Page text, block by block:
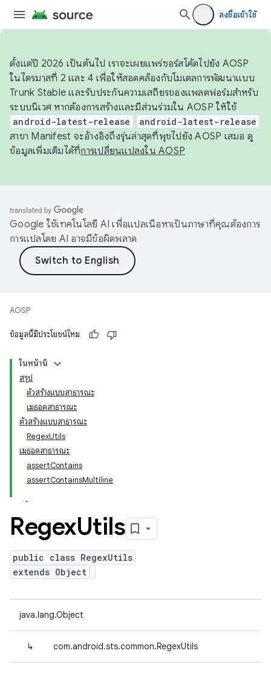
ลงชื่อเข้าใช้
ตั้งแต่ปี 2026 เป็นต้นไป เราจะเผยแพร่ซอร์สโค้ดไปยัง AOSP
ในไตรมาสที่ 2 และ 4 เพื่อให้สอดคล้องกับโมเดลการพัฒนาแบบ
Trunk Stable และรับประกันความเสถียรของแพลตฟอร์มสำหรับ
ระบบนิเวศ หากต้องการสร้างและมีส่วนร่วมใน AOSP ให้ใช้
android-latest-release android-latest-release
สาขา Manifest จะอ้างอิงถึงรุ่นล่าสุดที่พุชไปยัง AOSP เสมอ ดู
ข้อมูลเพิ่มเติมได้ที่การเปลี่ยนแปลงใน AOSP
Google ใช้เทคโนโลยี AI เพื่อแปลเนื้อหาเป็นภาษาที่คุณต้องการ
การแปลโดย AI อาจมีข้อผิดพลาด
AOSP
ข้อมูลนี้มีประโยชน์ไหม
ในหน้านี้
สรุป
ตัวสร้างแบบสาธารณะ
เมธอดสาธารณะ
ตัวสร้างแบบสาธารณะ
RegexUtils
เมธอดสาธารณะ
assertContains
assertContainsMultiline
RegexUtils
public class RegexUtils
extends Object
java.lang.Object
↳ com.android.sts.common.RegexUtils